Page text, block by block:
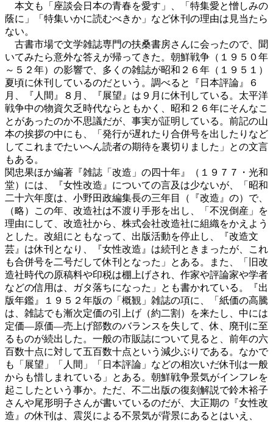
本文も「座談会日本の青春を愛す」、「特集愛と憎しみの
蔭に」「特集いかに読むべきか」など休刊の理由は見当たら
ない。
古書市場で文学雑誌専門の扶桑書房さんに会ったので、聞
いてみたら意外な答えが帰ってきた。朝鮮戦争（１９５０年
～５２年）の影響で、多くの雑誌が昭和２６年（１９５１）
夏頃に休刊しているのだという。調べると『日本評論』６
月、『人間』８月、『展望』は９月に休刊している。太平洋
戦争中の物資欠乏時代ならともかく、昭和２６年にそんなこ
とがあったのか不思議だが、事実が証明している。前記の山
本の挨拶の中にも、「発行が遅れたり合併号を出したりなど
してこれまでたいへん読者の期待を裏切りました」との文言
もある。
関忠果ほか編著『雑誌「改造」の四十年』（１９７７・光和
堂）には、『女性改造』についての言及は少ないが、「昭和
二十六年度は、小野田政編集長の三年目（『改造』の）で、
（略）この年、改造社は不渡り手形を出し、「不況倒産」を
理由にして、改造社から、株式会社改造社に組織をかえよう
とした。改組にともなって、出版活動を停止し、『改造文
芸』は休刊となり、『女性改造』は続刊ときまったが、これ
も合併号を二号だして休刊となった」とある。また、「旧改
造社時代の原稿料や印税は棚上げされ、作家や評論家や学者
などの信用は、ガタ落ちになった」とも書かれている。『出
版年鑑』１９５２年版の「概観」雑誌の項に、「紙価の高騰
は、雑誌でも漸次定価の引上げ（約二割）を来たし、中には
定価―原価―売上げ部数のバランスを失して、休、廃刊に至
るものが続出した。一般の市販誌について見ると、前年の六
百数十点に対して五百数十点という減少ぶりである。なかで
も「展望」「人間」「日本評論」などの相次いだ休刊は一般
からも惜しまれている」とある。朝鮮戦争景気がインフレを
起こしたという事か。ただ、不二出版の復刻解説で鈴木裕子
さんや尾形明子さんが書いているのだが、大正期の『女性改
造』の休刊は、震災による不景気が背景にあるとはいえ、